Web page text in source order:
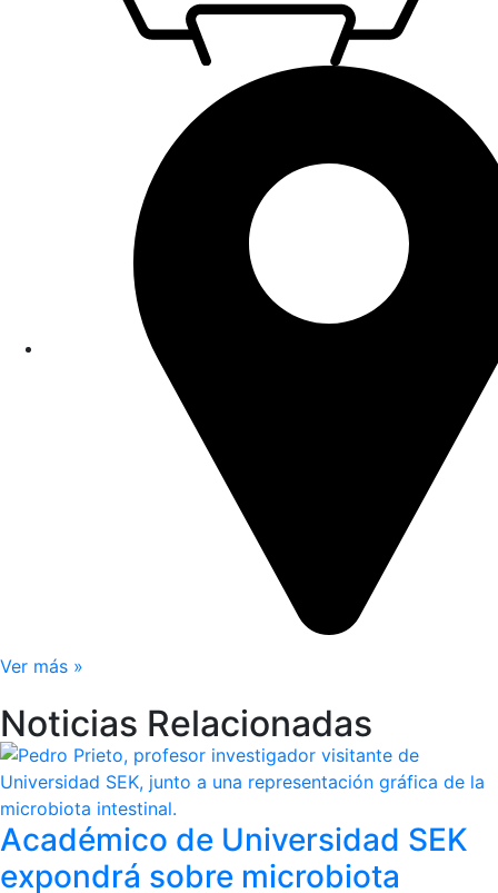
Ver más »
Noticias Relacionadas
Académico de Universidad SEK
expondrá sobre microbiota